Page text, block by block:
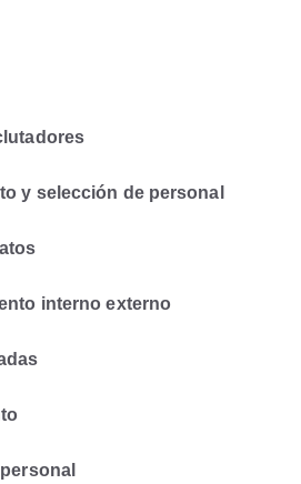
y selección de personal
interno externo